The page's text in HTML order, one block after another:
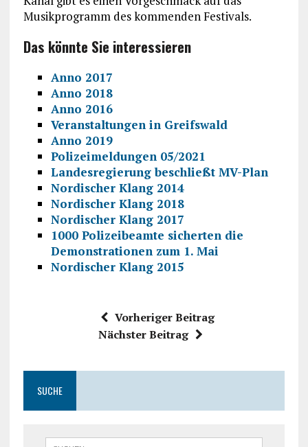
Musikprogramm des kommenden Festivals.
Das könnte Sie interessieren
Anno 2017
Anno 2018
Anno 2016
Veranstaltungen in Greifswald
Anno 2019
Polizeimeldungen 05/2021
Landesregierung beschließt MV-Plan
Nordischer Klang 2014
Nordischer Klang 2018
Nordischer Klang 2017
1000 Polizeibeamte sicherten die
Demonstrationen zum 1. Mai
Nordischer Klang 2015
Vorheriger Beitrag
Nächster Beitrag
SUCHE